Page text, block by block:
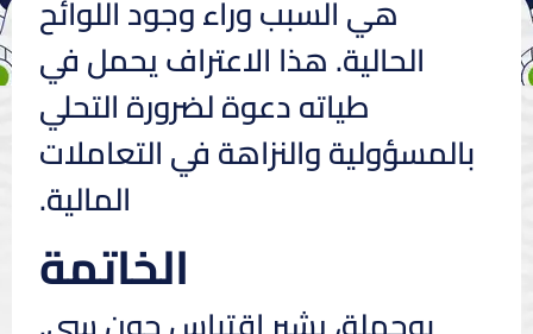
هي السبب وراء وجود اللوائح
الحالية. هذا الاعتراف يحمل في
طياته دعوة لضرورة التحلي
بالمسؤولية والنزاهة في التعاملات
المالية.
الخاتمة